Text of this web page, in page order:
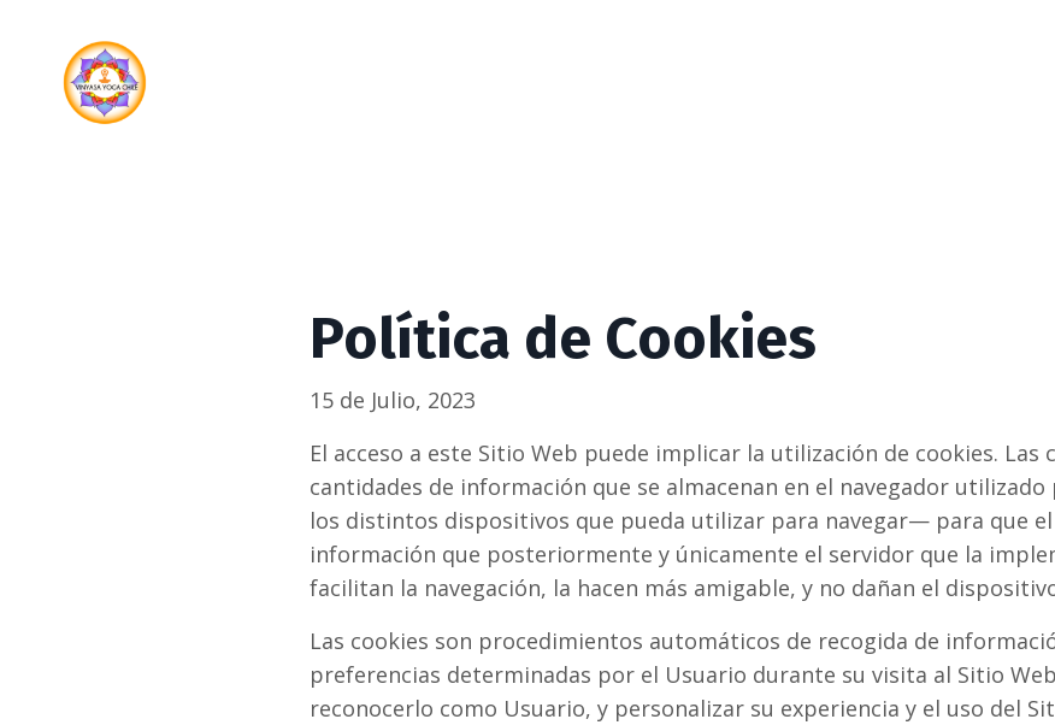
Política de Cookies
15 de Julio, 2023
El acceso a este Sitio Web puede implicar la utilización de cookies. Las
cantidades de información que se almacenan en el navegador
los distintos dispositivos que pueda utilizar para navegar— para que
información que posteriormente y únicamente el servidor que la
facilitan la navegación, la hacen más amigable, y no dañan el
Las cookies son procedimientos automáticos de recogida de
preferencias determinadas por el Usuario durante su visita al Sitio
reconocerlo como Usuario, y personalizar su experiencia y el uso del